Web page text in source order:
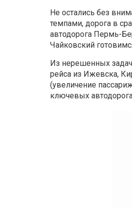
Не остались без
темпами, дорога в
автодорога Пермь-
Чайковский
Из нерешенных
рейса из Ижевска,
(увеличение
ключевых